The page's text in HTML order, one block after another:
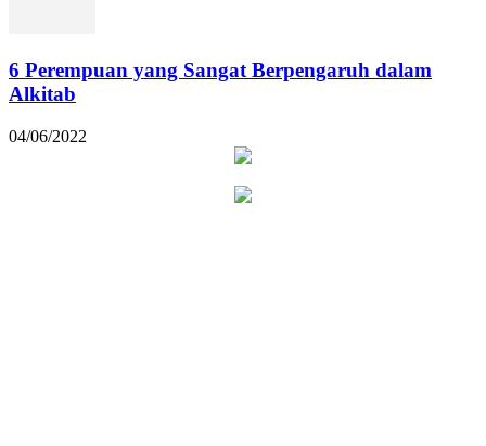
6 Perempuan yang Sangat Berpengaruh dalam
Alkitab
04/06/2022